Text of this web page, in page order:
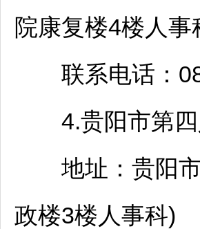
院康复楼4楼人事
联系电话：
4.贵阳市第
地址： 贵阳
政楼3楼人事科)